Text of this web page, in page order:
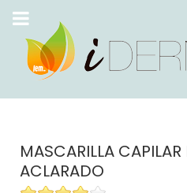
MASCARILLA
ACLARADO